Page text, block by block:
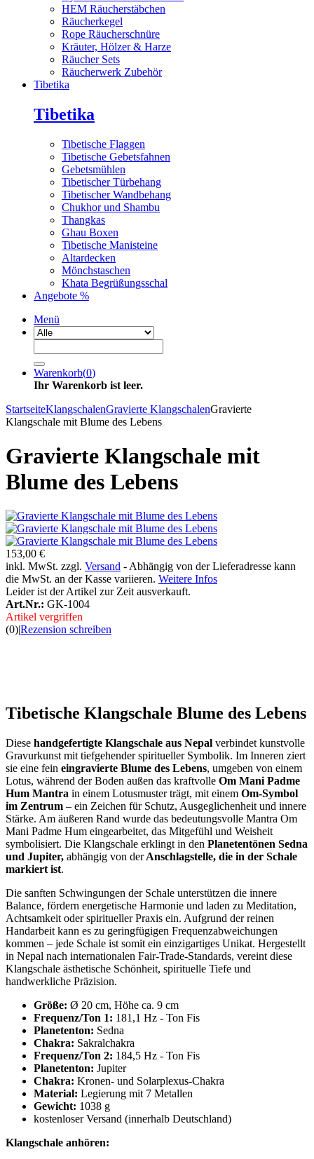
HEM Räucherstäbchen
Räucherkegel
Rope Räucherschnüre
Kräuter, Hölzer & Harze
Räucher Sets
Räucherwerk Zubehör
Tibetika
Tibetika
Tibetische Flaggen
Tibetische Gebetsfahnen
Gebetsmühlen
Tibetischer Türbehang
Tibetischer Wandbehang
Chukhor und Shambu
Thangkas
Ghau Boxen
Tibetische Manisteine
Altardecken
Mönchstaschen
Khata Begrüßungsschal
Angebote %
Menü
Warenkorb(0)
Ihr Warenkorb ist leer.
StartseiteKlangschalenGravierte KlangschalenGravierte
Klangschale mit Blume des Lebens
Gravierte Klangschale mit
Blume des Lebens
153,00 €
inkl. MwSt. zzgl. Versand - Abhängig von der Lieferadresse kann
die MwSt. an der Kasse variieren. Weitere Infos
Leider ist der Artikel zur Zeit ausverkauft.
Art.Nr.: GK-1004
Artikel vergriffen
(0)|Rezension schreiben
Tibetische Klangschale Blume des Lebens
Diese handgefertigte Klangschale aus Nepal verbindet kunstvolle
Gravurkunst mit tiefgehender spiritueller Symbolik. Im Inneren ziert
sie eine fein eingravierte Blume des Lebens, umgeben von einem
Lotus, während der Boden außen das kraftvolle Om Mani Padme
Hum Mantra in einem Lotusmuster trägt, mit einem Om-Symbol
im Zentrum – ein Zeichen für Schutz, Ausgeglichenheit und innere
Stärke. Am äußeren Rand wurde das bedeutungsvolle Mantra Om
Mani Padme Hum eingearbeitet, das Mitgefühl und Weisheit
symbolisiert. Die Klangschale erklingt in den Planetentönen Sedna
und Jupiter, abhängig von derAnschlagstelle, die in der Schale
markiert ist.
Die sanften Schwingungen der Schale unterstützen die innere
Balance, fördern energetische Harmonie und laden zu Meditation,
Achtsamkeit oder spiritueller Praxis ein. Aufgrund der reinen
Handarbeit kann es zu geringfügigen Frequenzabweichungen
kommen – jede Schale ist somit ein einzigartiges Unikat. Hergestellt
in Nepal nach internationalen Fair-Trade-Standards, vereint diese
Klangschale ästhetische Schönheit, spirituelle Tiefe und
handwerkliche Präzision.
Größe: Ø 20 cm, Höhe ca. 9 cm
Frequenz/Ton 1: 181,1 Hz - Ton Fis
Planetenton: Sedna
Chakra: Sakralchakra
Frequenz/Ton 2: 184,5 Hz - Ton Fis
Planetenton: Jupiter
Chakra: Kronen- und Solarplexus-Chakra
Material: Legierung mit 7 Metallen
Gewicht: 1038 g
kostenloser Versand (innerhalb Deutschland)
Klangschale anhören: